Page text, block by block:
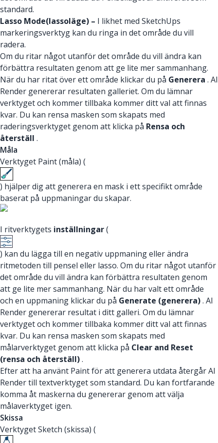
standard.
Lasso Mode(lassoläge) – I likhet med SketchUps
markeringsverktyg kan du ringa in det område du vill
radera.
Om du ritar något utanför det område du vill ändra kan
förbättra resultaten genom att ge lite mer sammanhang.
När du har ritat över ett område klickar du på Generera . AI
Render genererar resultaten galleriet. Om du lämnar
verktyget och kommer tillbaka kommer ditt val att finnas
kvar. Du kan rensa masken som skapats med
raderingsverktyget genom att klicka på Rensa och
återställ .
Måla
Verktyget Paint (måla) (
) hjälper dig att generera en mask i ett specifikt område
baserat på uppmaningar du skapar.
I ritverktygets inställningar(
) kan du lägga till en negativ uppmaning eller ändra
ritmetoden till pensel eller lasso. Om du ritar något utanför
det område du vill ändra kan förbättra resultaten genom
att ge lite mer sammanhang. När du har valt ett område
och en uppmaning klickar du på Generate (generera). AI
Render genererar resultat i ditt galleri. Om du lämnar
verktyget och kommer tillbaka kommer ditt val att finnas
kvar. Du kan rensa masken som skapats med
målarverktyget genom att klicka på Clear and Reset
(rensa och återställ).
Efter att ha använt Paint för att generera utdata återgår AI
Render till textverktyget som standard. Du kan fortfarande
komma åt maskerna du genererar genom att välja
målaverktyget igen.
Skissa
Verktyget Sketch (skissa) (